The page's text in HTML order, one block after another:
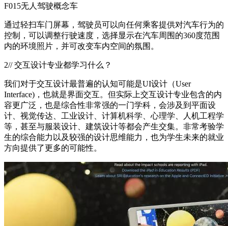
F015无人驾驶概念车
通过轻扫车门屏幕，驾驶员可以向任何乘客提供对汽车行为的
控制，可以调整行驶速度，选择显示在汽车周围的360度范围
内的环境照片，并可改变车内空间的氛围。
2// 交互设计专业都学习什么？
我们对于交互设计最普遍的认知可能是UI设计（User
Interface)，也就是界面交互。但实际上交互设计专业包含的内
容更广泛，也是综合性非常强的一门学科，会涉及到平面设
计、视觉传达、工业设计、计算机科学、心理学、人机工程学
等，甚至与服装设计、建筑设计等都会产生交集。非常考验学
生的综合能力以及较强的设计思维能力，也为学生未来的就业
方向提供了更多的可能性。